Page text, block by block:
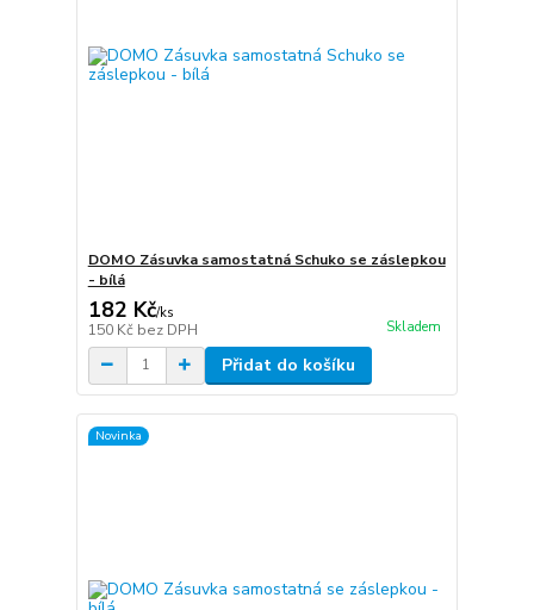
DOMO Zásuvka samostatná Schuko se záslepkou
- bílá
182 Kč/ks
150 Kč bez DPH Skladem
Přidat do košíku
Novinka